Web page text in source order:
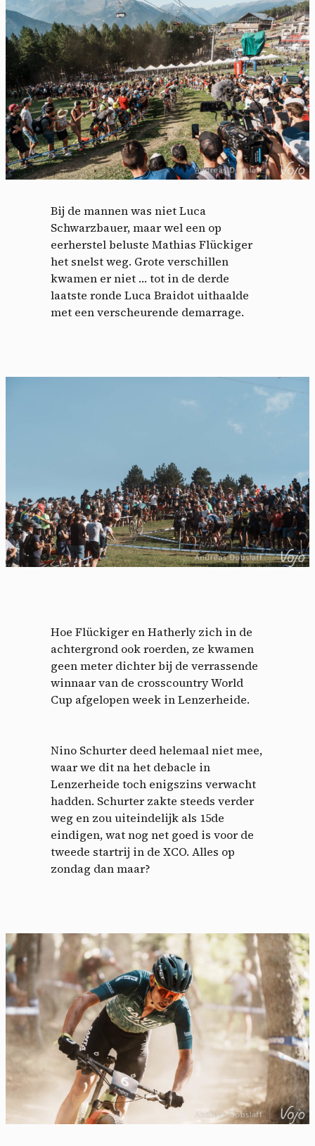
Bij de mannen was niet Luca
Schwarzbauer, maar wel een op
eerherstel beluste Mathias Flückiger
het snelst weg. Grote verschillen
kwamen er niet … tot in de derde
laatste ronde Luca Braidot uithaalde
met een verscheurende demarrage.
Hoe Flückiger en Hatherly zich in de
achtergrond ook roerden, ze kwamen
geen meter dichter bij de verrassende
winnaar van de crosscountry World
Cup afgelopen week in Lenzerheide.
Nino Schurter deed helemaal niet mee,
waar we dit na het debacle in
Lenzerheide toch enigszins verwacht
hadden. Schurter zakte steeds verder
weg en zou uiteindelijk als 15de
eindigen, wat nog net goed is voor de
tweede startrij in de XCO. Alles op
zondag dan maar?